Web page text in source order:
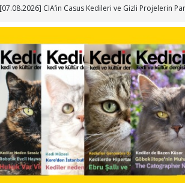
[07.08.2026] CIA’in Casus Kedileri ve Gizli Projelerin